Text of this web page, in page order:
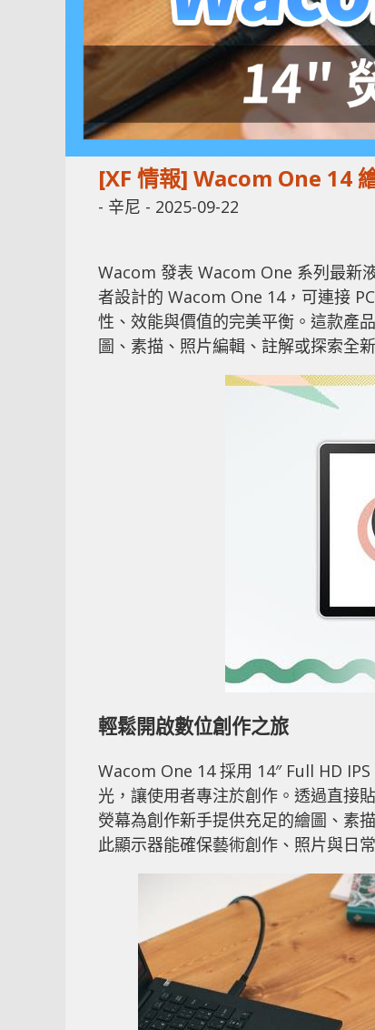
[XF 情報] Wacom One 14
- 辛尼 - 2025-09-22
Wacom 發表 Wacom One 系列最新
者設計的 Wacom One 14，可連接
性、效能與價值的完美平衡。這款產
圖、素描、照片編輯、註解或探索全
輕鬆開啟數位創作之旅
Wacom One 14 採用 14″ Full HD
光，讓使用者專注於創作。透過直接
熒幕為創作新手提供充足的繪圖、素
此顯示器能確保藝術創作、照片與日